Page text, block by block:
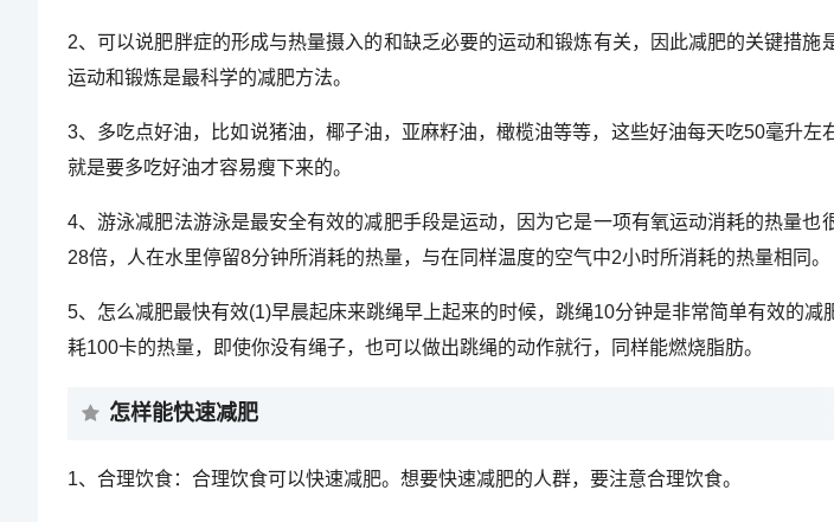
2、可以说肥胖症的形成与热量摄入的和缺乏必要的运动和锻炼有关，因此减肥的关键措施
运动和锻炼是最科学的减肥方法。
3、多吃点好油，比如说猪油，椰子油，亚麻籽油，橄榄油等等，这些好油每天吃50毫升左
就是要多吃好油才容易瘦下来的。
4、游泳减肥法游泳是最安全有效的减肥手段是运动，因为它是一项有氧运动消耗的热量也
28倍，人在水里停留8分钟所消耗的热量，与在同样温度的空气中2小时所消耗的热量相同。
5、怎么减肥最快有效(1)早晨起床来跳绳早上起来的时候，跳绳10分钟是非常简单有效的减
耗100卡的热量，即使你没有绳子，也可以做出跳绳的动作就行，同样能燃烧脂肪。
怎样能快速减肥
1、合理饮食：合理饮食可以快速减肥。想要快速减肥的人群，要注意合理饮食。